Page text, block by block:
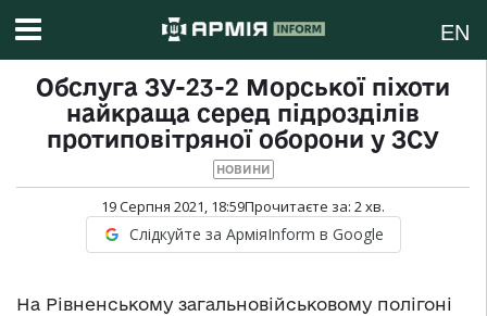
EN
Обслуга ЗУ-23-2 Морської піхоти
найкраща серед підрозділів
протиповітряної оборони у ЗСУ
НОВИНИ
19 Серпня 2021, 18:59Прочитаєте за: 2хв.
Слідкуйте за АрміяInform в Google
На Рівненському загальновійськовому полігоні